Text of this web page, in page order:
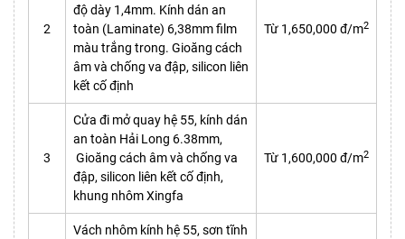
2
độ dày 1,4mm. Kính dán an
toàn (Laminate) 6,38mm film
màu trắng trong. Gioăng cách
âm và chống va đập, silicon liên
kết cố định
Từ 1,650,000 đ/m2
3
Cửa đi mở quay hệ 55, kính dán
an toàn Hải Long 6.38mm,
Gioăng cách âm và chống va
đập, silicon liên kết cố định,
khung nhôm Xingfa
Từ 1,600,000 đ/m2
Vách nhôm kính hệ 55, sơn tĩnh